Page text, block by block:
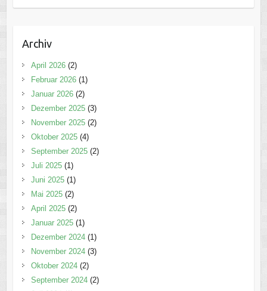
Archiv
April 2026(2)
Februar 2026(1)
Januar 2026(2)
Dezember 2025(3)
November 2025(2)
Oktober 2025(4)
September 2025(2)
Juli 2025(1)
Juni 2025(1)
Mai 2025(2)
April 2025(2)
Januar 2025(1)
Dezember 2024(1)
November 2024(3)
Oktober 2024(2)
September 2024(2)